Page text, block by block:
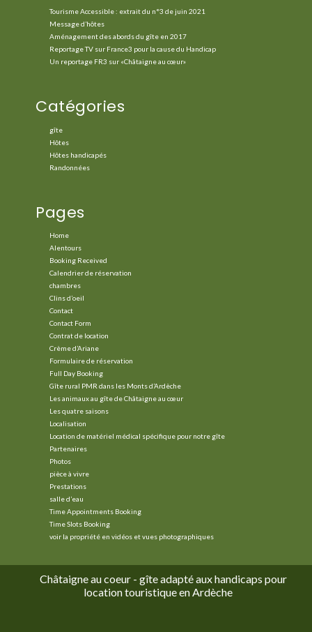
Tourisme Accessible : extrait du n°3 de juin 2021
Message d’hôtes
Aménagement des abords du gîte en 2017
Reportage TV sur France3 pour la cause du Handicap
Un reportage FR3 sur «Châtaigne au cœur»
Catégories
gîte
Hôtes
Hôtes handicapés
Randonnées
Pages
Home
Alentours
Booking Received
Calendrier de réservation
chambres
Clins d’oeil
Contact
Contact Form
Contrat de location
Crème d’Ariane
Formulaire de réservation
Full Day Booking
Gîte rural PMR dans les Monts d’Ardèche
Les animaux au gîte de Châtaigne au cœur
Les quatre saisons
Localisation
Location de matériel médical spécifique pour notre gîte
Partenaires
Photos
pièce à vivre
Prestations
salle d’eau
Time Appointments Booking
Time Slots Booking
voir la propriété en vidéos et vues photographiques
Châtaigne au coeur - gîte adapté aux handicaps pour
location touristique en Ardèche